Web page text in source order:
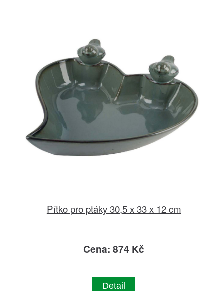
Pítko pro ptáky 30,5 x 33 x 12 cm
Cena: 874 Kč
Detail